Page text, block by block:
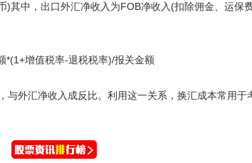
中，出口外汇净收入为FOB净收入(扣除佣金、运保
增值税率-退税税率)/报关金额
外汇净收入成反比。利用这一关系，换汇成本常用于